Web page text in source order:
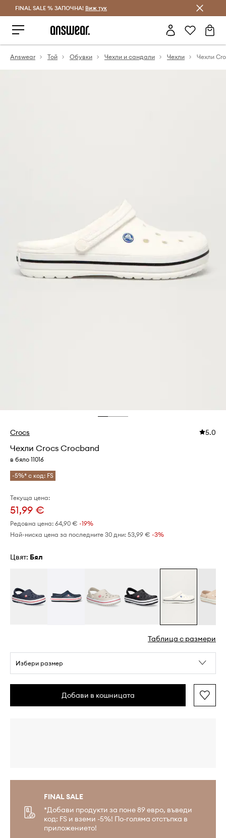
Спестявай с Answear Club
FINAL SALE % ЗАПОЧНА! Виж тук
Answear Той Обувки Чехли и сандали Чехли Чехли
Crocs 5.0
Чехли Crocs Crocband
в бяло 11016
-5%* с код: FS
Текуща цена:
51,99 €
Редовна цена: 64,90 € -19%
Най-ниска цена за последните 30 дни: 53,99 € -3%
Цвят: бял
Таблица с размери
Избери размер
Добави в кошницата
FINAL SALE
*Добави продукти за поне 89 евро, въведи
код: FS и вземи -5%! По-голяма отстъпка в
приложението!